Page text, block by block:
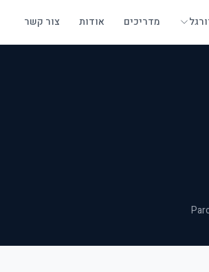
מדריכים אודות צור קשר